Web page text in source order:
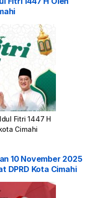
Fitri 1447 H
Cimahi
10 November 2025
DPRD Kota Cimahi